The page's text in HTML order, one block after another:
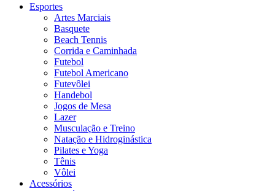
Esportes
Artes Marciais
Basquete
Beach Tennis
Corrida e Caminhada
Futebol
Futebol Americano
Futevôlei
Handebol
Jogos de Mesa
Lazer
Musculação e Treino
Natação e Hidroginástica
Pilates e Yoga
Tênis
Vôlei
Acessórios